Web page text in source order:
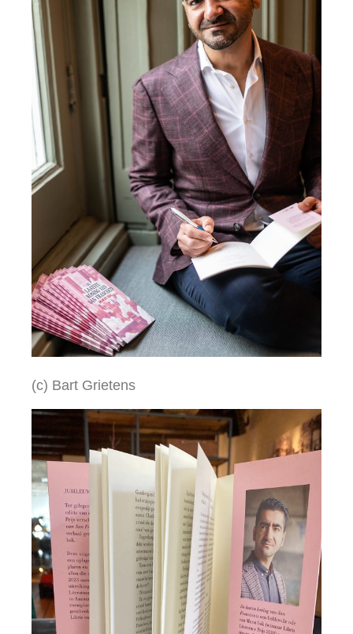
(c) Bart Grietens